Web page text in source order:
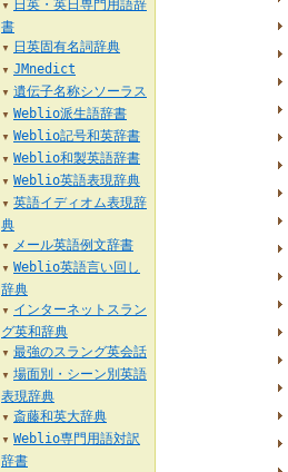
▼
日英・英日専門用語辞
書
▼ 日英固有名詞辞典
▼ JMnedict
▼ 遺伝子名称シソーラス
▼ Weblio派生語辞書
▼ Weblio記号和英辞書
▼ Weblio和製英語辞書
▼ Weblio英語表現辞典
▼ 英語イディオム表現辞
典
▼ メール英語例文辞書
▼ Weblio英語言い回し
辞典
▼
インターネットスラン
グ英和辞典
▼ 最強のスラング英会話
▼ 場面別・シーン別英語
表現辞典
▼ 斎藤和英大辞典
▼ Weblio専門用語対訳
辞書